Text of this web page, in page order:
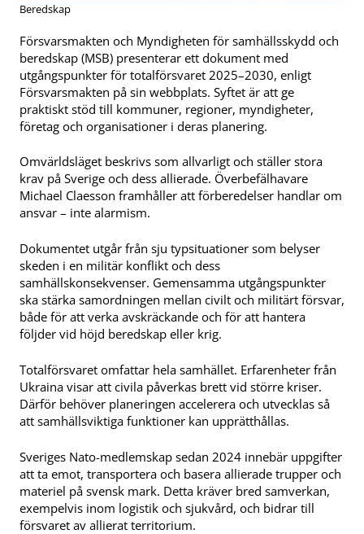
Beredskap
Försvarsmakten och Myndigheten för samhällsskydd och
beredskap (MSB) presenterar ett dokument med
utgångspunkter för totalförsvaret 2025–2030, enligt
Försvarsmakten på sin webbplats. Syftet är att ge
praktiskt stöd till kommuner, regioner, myndigheter,
företag och organisationer i deras planering.
Omvärldsläget beskrivs som allvarligt och ställer stora
krav på Sverige och dess allierade. Överbefälhavare
Michael Claesson framhåller att förberedelser handlar om
ansvar – inte alarmism.
Dokumentet utgår från sju typsituationer som belyser
skeden i en militär konflikt och dess
samhällskonsekvenser. Gemensamma utgångspunkter
ska stärka samordningen mellan civilt och militärt försvar,
både för att verka avskräckande och för att hantera
följder vid höjd beredskap eller krig.
Totalförsvaret omfattar hela samhället. Erfarenheter från
Ukraina visar att civila påverkas brett vid större kriser.
Därför behöver planeringen accelerera och utvecklas så
att samhällsviktiga funktioner kan upprätthållas.
Sveriges Nato-medlemskap sedan 2024 innebär uppgifter
att ta emot, transportera och basera allierade trupper och
materiel på svensk mark. Detta kräver bred samverkan,
exempelvis inom logistik och sjukvård, och bidrar till
försvaret av allierat territorium.